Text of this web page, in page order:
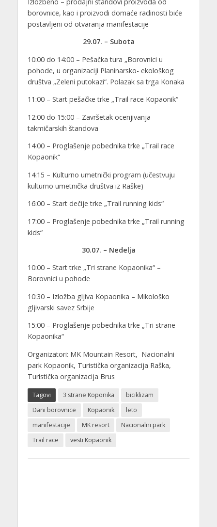
borovnice, kao i proizvodi domaće radinosti biće
postavljeni od otvaranja manifestacije
29.07. – Subota
10:00 do 14:00 – Pešačka tura „Borovnici u
pohode, u organizaciji Planinarsko- ekološkog
društva „Zeleni putokazi“. Polazak sa trga Konaka
11:00 – Start pešačke trke „Trail race Kopaonik“
12:00 do 15:00 – Završetak ocenjivanja
takmičarskih štandova
14:00 – Proglašenje pobednika trke „Trail race
Kopaonik“
14:15 – Kulturno umetnički program (učestvuju
kulturno umetnička društva iz Raške)
16:00 – Start dečije trke „Trail running kids“
17:00 – Proglašenje pobednika trke „Trail running
kids“
30.07. – Nedelja
10:00 – Start trke „Tri strane Kopaonika“ –
Borovnici u pohode
10:30 – Izložba gljiva Kopaonika – Mikološko
gljivarski savez Srbije
15:00 – Proglašenje pobednika trke „Tri strane
Kopaonika“
Organizatori: MK Mountain Resort, Nacionalni
park Kopaonik, Turistička organizacija Raška,
Turistička organizacija Brus
Tagovi 3 strane Koponika
biciklizam
Dani borovnice
Kopaonik
leto
manifestacije
MK resort
Nacionalni park
Trail race
vesti Kopaonik